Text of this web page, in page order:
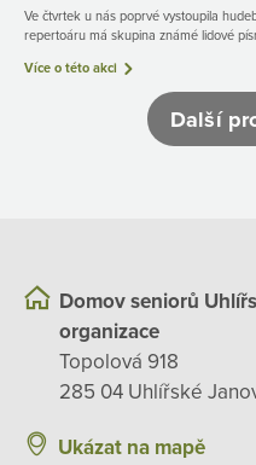
Ve čtvrtek u nás poprvé vystoupila
repertoáru má skupina známé lidové
Více o této akci
Další
Domov seniorů
organizace
Topolová 918
285 04 Uhlířské
Ukázat na mapě